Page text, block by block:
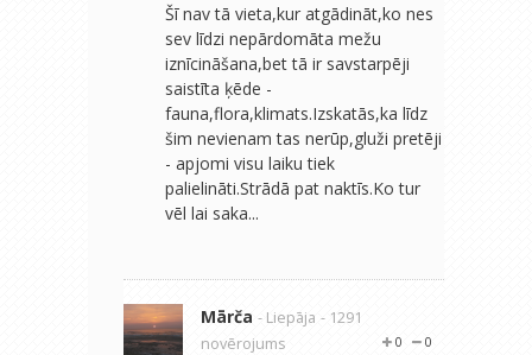
Šī nav tā vieta,kur atgādināt,ko nes
sev līdzi nepārdomāta mežu
iznīcināšana,bet tā ir savstarpēji
saistīta ķēde -
fauna,flora,klimats.Izskatās,ka līdz
šim nevienam tas nerūp,gluži pretēji
- apjomi visu laiku tiek
palielināti.Strādā pat naktīs.Ko tur
vēl lai saka...
Mārča - Liepāja - 1291
novērojums
0
0